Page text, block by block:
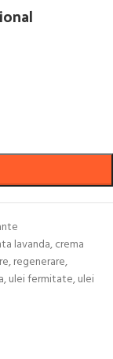
lavanda,crema
,regenerare,
,ulei fermitate,ulei